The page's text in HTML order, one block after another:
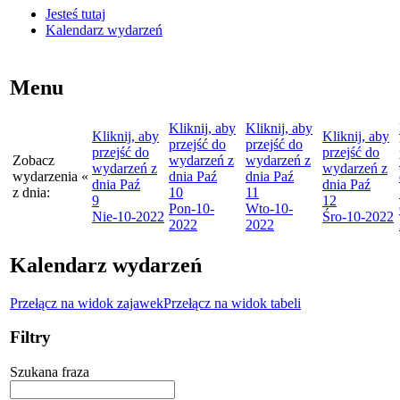
Jesteś tutaj
Kalendarz wydarzeń
Menu
Zobacz
wydarzenia
z dnia:
«
Kliknij, aby
przejść do
wydarzeń z
dnia Paź
9
Nie-10-2022
Kliknij, aby
przejść do
wydarzeń z
dnia Paź
10
Pon-10-
2022
Kliknij, aby
przejść do
wydarzeń z
dnia Paź
11
Wto-10-
2022
Kliknij, aby
przejść do
wydarzeń z
dnia Paź
12
Śro-10-2022
Kalendarz wydarzeń
Przełącz na widok zajawekPrzełącz na widok tabeli
Filtry
Szukana fraza